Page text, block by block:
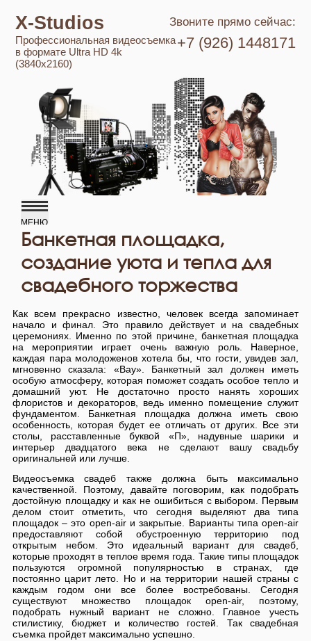
Звоните прямо сейчас:
X-Studios
+7 (926) 1448171
Профессиональная видеосъемка
в формате Ultra HD 4k
(3840x2160)
Банкетная площадка,
создание уюта и тепла для
свадебного торжества
Как всем прекрасно известно, человек всегда запоминает
начало и финал. Это правило действует и на свадебных
церемониях. Именно по этой причине, банкетная площадка
на мероприятии играет очень важную роль. Наверное,
каждая пара молодоженов хотела бы, что гости, увидев зал,
мгновенно сказала: «Вау». Банкетный зал должен иметь
особую атмосферу, которая поможет создать особое тепло и
домашний уют. Не достаточно просто нанять хороших
флористов и декораторов, ведь именно помещение служит
фундаментом. Банкетная площадка должна иметь свою
особенность, которая будет ее отличать от других. Все эти
столы, расставленные буквой «П», надувные шарики и
интерьер двадцатого века не сделают вашу свадьбу
оригинальней или лучше.
Видеосъемка свадеб также должна быть максимально
качественной. Поэтому, давайте поговорим, как подобрать
достойную площадку и как не ошибиться с выбором. Первым
делом стоит отметить, что сегодня выделяют два типа
площадок – это open-air и закрытые. Варианты типа open-air
предоставляют собой обустроенную территорию под
открытым небом. Это идеальный вариант для свадеб,
которые проходят в теплое время года. Такие типы площадок
пользуются огромной популярностью в странах, где
постоянно царит лето. Но и на территории нашей страны с
каждым годом они все более востребованы. Сегодня
существуют множество площадок open-air, поэтому,
подобрать нужный вариант не сложно. Главное учесть
стилистику, бюджет и количество гостей. Так свадебная
съемка пройдет максимально успешно.